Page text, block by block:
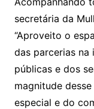
secretária da
“Aproveito o
das parcerias na
públicas e dos
magnitude
especial e do